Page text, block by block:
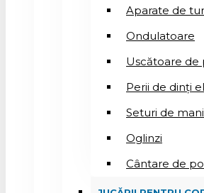
Aparate de
Ondulatoare
Uscătoare de
Perii de dinți
Seturi de
Oglinzi
Cântare de